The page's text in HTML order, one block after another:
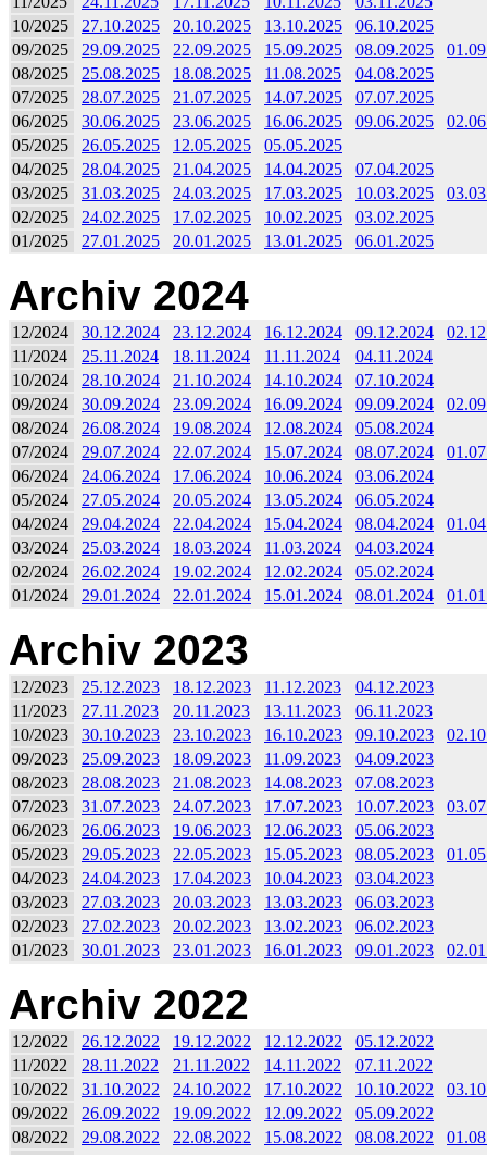
10/2025
27.10.2025 20.10.2025 13.10.2025
06.10.2025
09/2025
29.09.2025 22.09.2025 15.09.2025 08.09.2025
08/2025
25.08.2025 18.08.2025 11.08.2025
04.08.2025
07/2025
28.07.2025 21.07.2025 14.07.2025
07.07.2025
06/2025
30.06.2025 23.06.2025 16.06.2025 09.06.2025
05/2025
26.05.2025 12.05.2025
05.05.2025
04/2025
28.04.2025 21.04.2025 14.04.2025
07.04.2025
03/2025
31.03.2025 24.03.2025 17.03.2025 10.03.2025
02/2025
24.02.2025 17.02.2025 10.02.2025
03.02.2025
01/2025
27.01.2025 20.01.2025 13.01.2025 06.01.2025
Archiv 2024
12/2024 30.12.2024 23.12.2024 16.12.2024 09.12.2024
11/2024
25.11.2024 18.11.2024 11.11.2024
04.11.2024
10/2024
28.10.2024 21.10.2024 14.10.2024
07.10.2024
09/2024
30.09.2024 23.09.2024 16.09.2024 09.09.2024
08/2024
26.08.2024 19.08.2024 12.08.2024
05.08.2024
07/2024
29.07.2024 22.07.2024 15.07.2024 08.07.2024
06/2024
24.06.2024 17.06.2024 10.06.2024
03.06.2024
05/2024
27.05.2024 20.05.2024 13.05.2024
06.05.2024
04/2024
29.04.2024 22.04.2024 15.04.2024 08.04.2024
03/2024
25.03.2024 18.03.2024 11.03.2024
04.03.2024
02/2024
26.02.2024 19.02.2024 12.02.2024
05.02.2024
01/2024
29.01.2024 22.01.2024 15.01.2024 08.01.2024
Archiv 2023
12/2023 25.12.2023 18.12.2023 11.12.2023
04.12.2023
11/2023
27.11.2023 20.11.2023 13.11.2023
06.11.2023
10/2023
30.10.2023 23.10.2023 16.10.2023 09.10.2023
09/2023
25.09.2023 18.09.2023 11.09.2023
04.09.2023
08/2023
28.08.2023 21.08.2023 14.08.2023
07.08.2023
07/2023
31.07.2023 24.07.2023 17.07.2023 10.07.2023
06/2023
26.06.2023 19.06.2023 12.06.2023
05.06.2023
05/2023
29.05.2023 22.05.2023 15.05.2023 08.05.2023
04/2023
24.04.2023 17.04.2023 10.04.2023
03.04.2023
03/2023
27.03.2023 20.03.2023 13.03.2023
06.03.2023
02/2023
27.02.2023 20.02.2023 13.02.2023
06.02.2023
01/2023
30.01.2023 23.01.2023 16.01.2023 09.01.2023
Archiv 2022
12/2022 26.12.2022 19.12.2022 12.12.2022
05.12.2022
11/2022
28.11.2022 21.11.2022 14.11.2022
07.11.2022
10/2022
31.10.2022 24.10.2022 17.10.2022 10.10.2022
09/2022
26.09.2022 19.09.2022 12.09.2022
05.09.2022
08/2022
29.08.2022 22.08.2022 15.08.2022 08.08.2022